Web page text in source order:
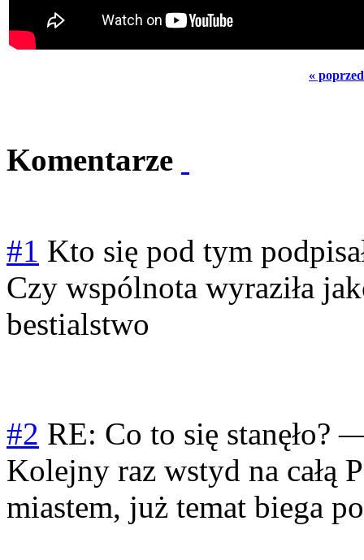
«
Komentarze
#1 Kto się pod tym
Czy wspólnota wyraziła
bestialstwo
#2 RE: Co to się stanęło?
Kolejny raz wstyd na całą
miastem, już temat biega